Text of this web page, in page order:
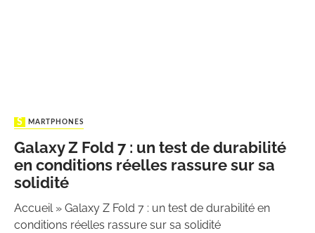
SMARTPHONES
Galaxy Z Fold 7 : un test de durabilité
en conditions réelles rassure sur sa
solidité
Accueil» Galaxy Z Fold 7 : un test de durabilité en
conditions réelles rassure sur sa solidité